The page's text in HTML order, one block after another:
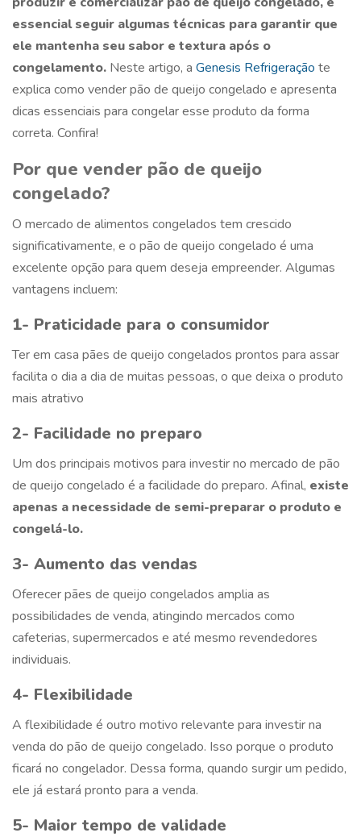
essencial seguir algumas técnicas para garantir que
ele mantenha seu sabor e textura após o
congelamento. Neste artigo, a Genesis Refrigeração te
explica como venderpão de queijo congelado e apresenta
dicas essenciais para congelar esse produto da forma
correta. Confira!
Por que vender pão de queijo
congelado?
O mercado de alimentos congelados tem crescido
significativamente, e o pão de queijo congelado é uma
excelente opção para quem deseja empreender. Algumas
vantagens incluem:
1- Praticidade para o consumidor
Ter em casa pães de queijo congelados prontos para assar
facilita o dia a dia de muitas pessoas, o que deixa o produto
mais atrativo
2- Facilidade no preparo
Um dos principais motivos para investir no mercado de pão
de queijo congelado é a facilidade do preparo. Afinal, existe
apenas a necessidade de semi-preparar o produto e
congelá-lo.
3- Aumento das vendas
Oferecer pães de queijo congelados amplia as
possibilidades de venda, atingindo mercados como
cafeterias, supermercados e até mesmo revendedores
individuais.
4- Flexibilidade
A flexibilidade é outro motivo relevante para investir na
venda do pão de queijo congelado. Isso porque o produto
ficará no congelador. Dessa forma, quando surgir um pedido,
ele já estará pronto para a venda.
5- Maior tempo de validade